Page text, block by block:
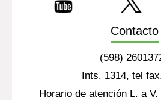
Contacto
(598)
Ints. 1314, tel
Horario de atención L. a